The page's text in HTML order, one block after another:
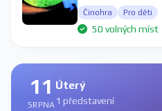
Činohra Pro děti
50 volných míst
11
SRPNA
Úterý
1 představení